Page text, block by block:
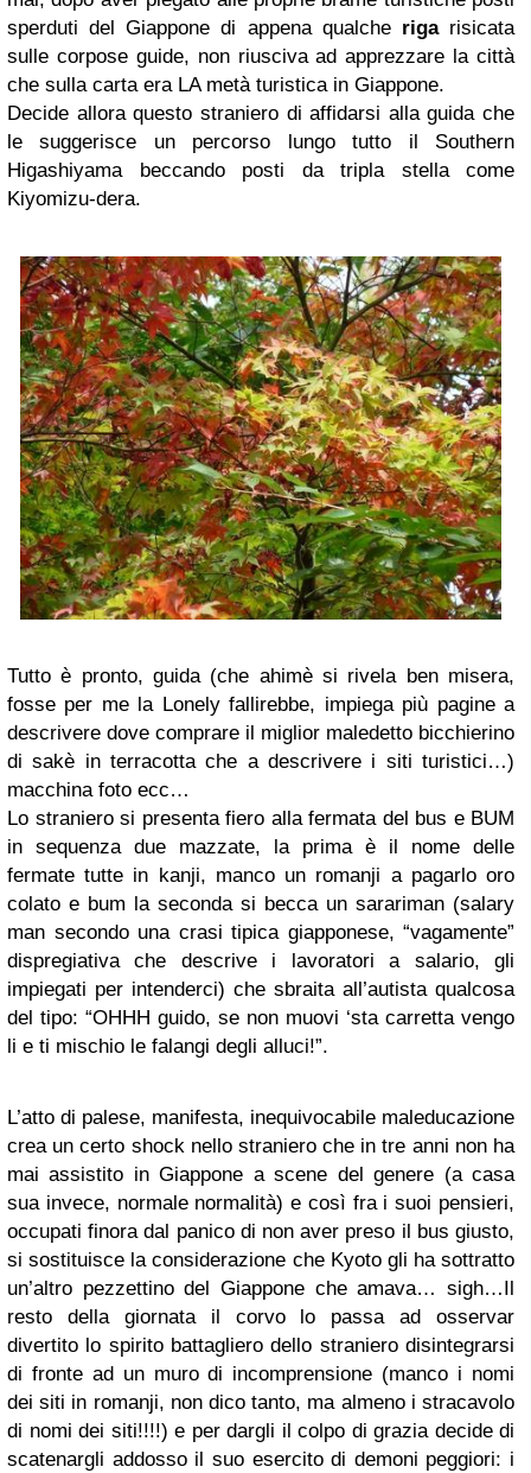
sperduti del Giappone di appena qualche rigarisicata
sulle corpose guide, non riusciva ad apprezzare la città
che sulla carta era LA metà turistica in Giappone.
Decide allora questo straniero di affidarsi alla guida che
le suggerisce un percorso lungo tutto il Southern
Higashiyama beccando posti da tripla stella come
Kiyomizu-dera.
Tutto è pronto, guida (che ahimè si rivela ben misera,
fosse per me la Lonely fallirebbe, impiega più pagine a
descrivere dove comprare il miglior maledetto bicchierino
di sakè in terracotta che a descrivere i siti turistici…)
macchina foto ecc…
Lo straniero si presenta fiero alla fermata del bus e BUM
in sequenza due mazzate, la prima è il nome delle
fermate tutte in kanji, manco un romanji a pagarlo oro
colato e bum la seconda si becca un sarariman (salary
man secondo una crasi tipica giapponese, “vagamente”
dispregiativa che descrive i lavoratori a salario, gli
impiegati per intenderci) che sbraita all’autista qualcosa
del tipo: “OHHH guido, se non muovi ‘sta carretta vengo
li e ti mischio le falangi degli alluci!”.
L’atto di palese, manifesta, inequivocabile maleducazione
crea un certo shock nello straniero che in tre anni non ha
mai assistito in Giappone a scene del genere (a casa
sua invece, normale normalità) e così fra i suoi pensieri,
occupati finora dal panico di non aver preso il bus giusto,
si sostituisce la considerazione che Kyoto gli ha sottratto
un’altro pezzettino del Giappone che amava… sigh…Il
resto della giornata il corvo lo passa ad osservar
divertito lo spirito battagliero dello straniero disintegrarsi
di fronte ad un muro di incomprensione (manco i nomi
dei siti in romanji, non dico tanto, ma almeno i stracavolo
di nomi dei siti!!!!) e per dargli il colpo di grazia decide di
scatenargli addosso il suo esercito di demoni peggiori: i